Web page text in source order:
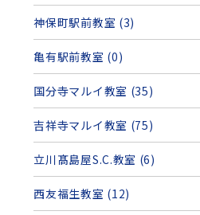
神保町駅前教室 (3)
亀有駅前教室 (0)
国分寺マルイ教室 (35)
吉祥寺マルイ教室 (75)
立川髙島屋S.C.教室 (6)
西友福生教室 (12)